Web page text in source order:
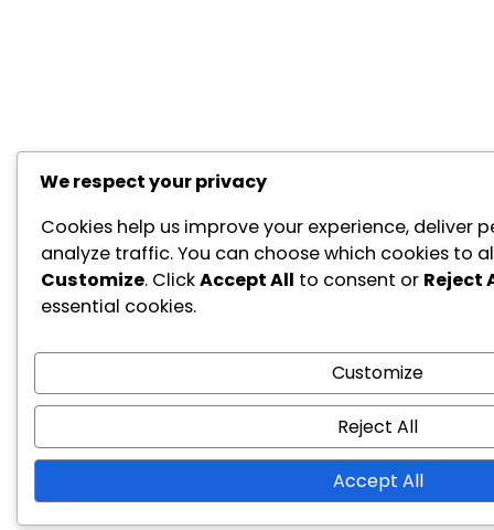
We respect your privacy
Cookies help us improve your experience, deliver
analyze traffic. You can choose which cookies to
Customize. ClickAccept All to consent or Reject
essential cookies.
Customize
Reject All
Accept All